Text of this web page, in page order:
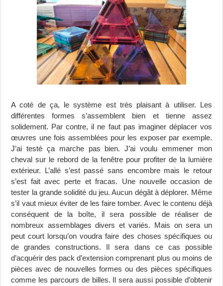
A coté de ça, le système est très plaisant à utiliser. Les
différentes formes s’assemblent bien et tienne assez
solidement. Par contre, il ne faut pas imaginer déplacer vos
œuvres une fois assemblées pour les exposer par exemple.
J’ai testé ça marche pas bien. J’ai voulu emmener mon
cheval sur le rebord de la fenêtre pour profiter de la lumière
extérieur. L’allé s’est passé sans encombre mais le retour
s’est fait avec perte et fracas. Une nouvelle occasion de
tester la grande solidité du jeu. Aucun dégât à déplorer. Même
s’il vaut mieux éviter de les faire tomber. Avec le contenu déjà
conséquent de la boîte, il sera possible de réaliser de
nombreux assemblages divers et variés. Mais on sera un
peut court lorsqu’on voudra faire des choses spécifiques ou
de grandes constructions. Il sera dans ce cas possible
d’acquérir des pack d’extension comprenant plus ou moins de
pièces avec de nouvelles formes ou des pièces spécifiques
comme les parcours de billes. Il sera aussi possible d’obtenir